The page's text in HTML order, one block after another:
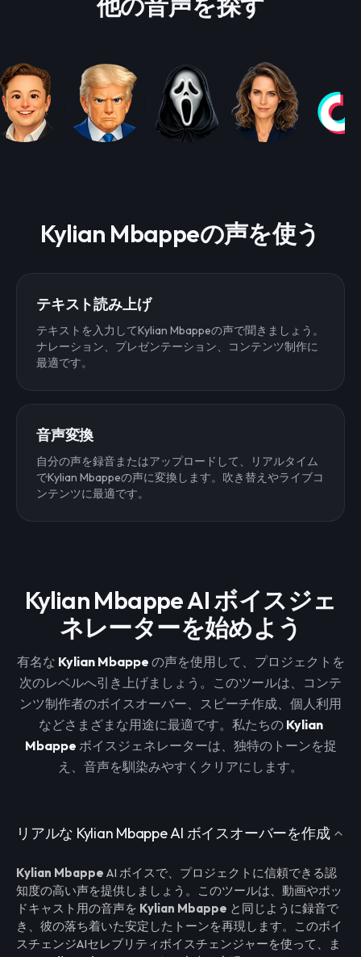
Kylian Mbappeの声を使う
テキスト読み上げ
テキストを入力してKylian Mbappeの声で聞きましょう。
ナレーション、プレゼンテーション、コンテンツ制作に
最適です。
音声変換
自分の声を録音またはアップロードして、リアルタイム
でKylian Mbappeの声に変換します。吹き替えやライブコ
ンテンツに最適です。
Kylian Mbappe AI ボイスジェ
ネレーターを始めよう
有名な Kylian Mbappe の声を使用して、プロジェクトを
次のレベルへ引き上げましょう。このツールは、コンテ
ンツ制作者のボイスオーバー、スピーチ作成、個人利用
などさまざまな用途に最適です。私たちの Kylian
Mbappe ボイスジェネレーターは、独特のトーンを捉
え、音声を馴染みやすくクリアにします。
リアルな Kylian Mbappe AI ボイスオーバーを作成
Kylian Mbappe AI ボイスで、プロジェクトに信頼できる認
知度の高い声を提供しましょう。このツールは、動画やポッ
ドキャスト用の音声を Kylian Mbappe と同じように録音で
き、彼の落ち着いた安定したトーンを再現します。このボイ
スチェンジAIセレブリティボイスチェンジャーを使って、ま